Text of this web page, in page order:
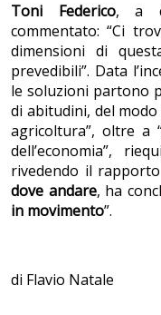
Toni Federico, a
commentato: “Ci
dimensioni di
prevedibili”. Data
le soluzioni partono
di abitudini, del
agricoltura”, oltre a
dell’economia”,
rivedendo il
dove andare, ha
in movimento”.
di Flavio Natale